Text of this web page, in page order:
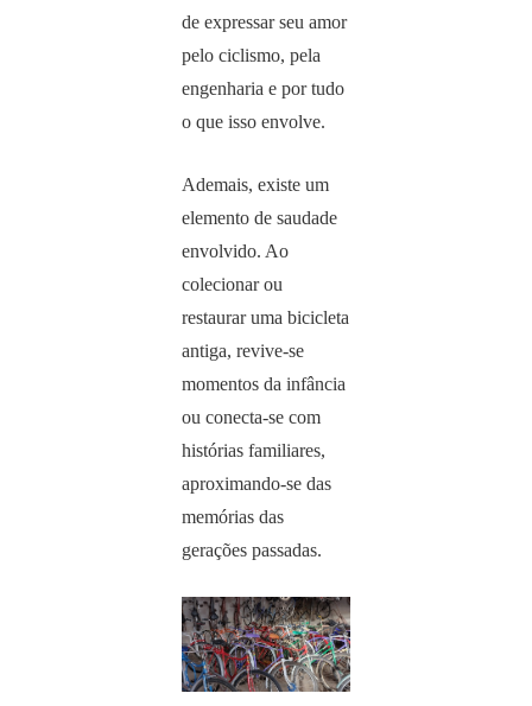
de expressar seu amor
pelo ciclismo, pela
engenharia e por tudo
o que isso envolve.
Ademais, existe um
elemento de saudade
envolvido. Ao
colecionar ou
restaurar uma bicicleta
antiga, revive-se
momentos da infância
ou conecta-se com
histórias familiares,
aproximando-se das
memórias das
gerações passadas.